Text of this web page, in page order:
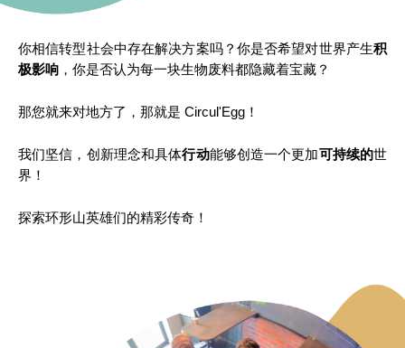
你相信转型社会中存在解决方案吗？你是否希望对世界产生积
极影响 ，你是否认为每一块生物废料都隐藏着宝藏？
那您就来对地方了，那就是 Circul'Egg！
我们坚信，创新理念和具体行动能够创造一个更加可持续的世
界！
探索环形山英雄们的精彩传奇！